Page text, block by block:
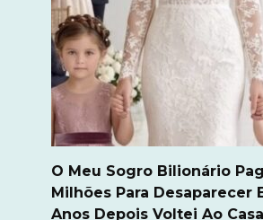
O Meu Sogro Bilionário
Milhões Para Desaparecer
Anos Depois Voltei Ao